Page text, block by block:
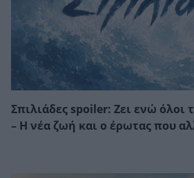
Σπιλιάδες spoiler: Ζει ενώ όλοι
– Η νέα ζωή και ο έρωτας που